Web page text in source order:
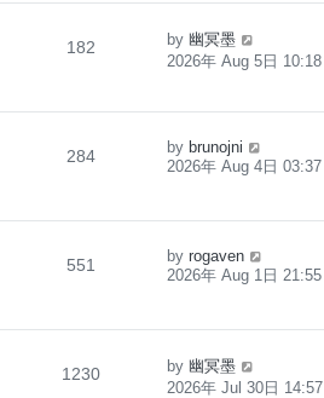
182 by 幽冥墨
2026年 Aug 5日 10:18
284 by brunojni
2026年 Aug 4日 03:37
551 by rogaven
2026年 Aug 1日 21:55
1230 by 幽冥墨
2026年 Jul 30日 14:57